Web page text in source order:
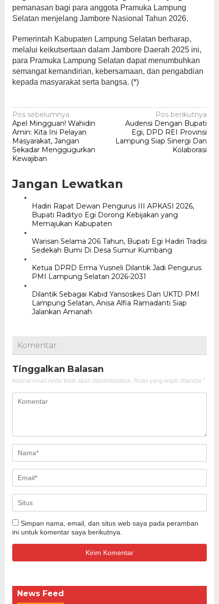
pemanasan bagi para anggota Pramuka Lampung
Selatan menjelang Jambore Nasional Tahun 2026.
Pemerintah Kabupaten Lampung Selatan berharap,
melalui keikutsertaan dalam Jambore Daerah 2025 ini,
para Pramuka Lampung Selatan dapat menumbuhkan
semangat kemandirian, kebersamaan, dan pengabdian
kepada masyarakat serta bangsa. (*)
Navigasi
pos
Pos sebelumnya
Apel Mingguan! Wahidin
Amin: Kita Ini Pelayan
Masyarakat, Jangan
Sekadar Menggugurkan
Kewajiban
Pos berikutnya
Audensi Dengan Bupati
Egi, DPD REI Provinsi
Lampung Siap Sinergi Dan
Kolaborasi
Jangan Lewatkan
Hadiri Rapat Dewan Pengurus III APKASI 2026,
Bupati Radityo Egi Dorong Kebijakan yang
Memajukan Kabupaten
Warisan Selama 206 Tahun, Bupati Egi Hadiri Tradisi
Sedekah Bumi Di Desa Sumur Kumbang
Ketua DPRD Erma Yusneli Dilantik Jadi Pengurus
PMI Lampung Selatan 2026-2031
Dilantik Sebagai Kabid Yansoskes Dan UKTD PMI
Lampung Selatan, Anisa Alfia Ramadanti Siap
Jalankan Amanah
Komentar
Tinggalkan Balasan
Alamat email Anda tidak akan dipublikasikan. Ruas yang wajib ditandai *
Simpan nama, email, dan situs web saya pada peramban
ini untuk komentar saya berikutnya.
News Feed